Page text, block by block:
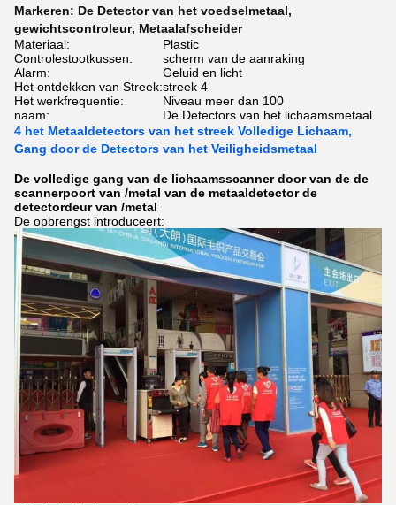
Markeren: De Detector van het voedselmetaal,
gewichtscontroleur, Metaalafscheider
Materiaal:
Plastic
Controlestootkussen:
scherm van de aanraking
Alarm:
Geluid en licht
Het ontdekken van Streek:streek 4
Het werkfrequentie:
Niveau meer dan 100
naam:
De Detectors van het lichaamsmetaal
4 het Metaaldetectors van het streek Volledige Lichaam,
Gang door de Detectors van het Veiligheidsmetaal
De volledige gang van de lichaamsscanner door van de de
scannerpoort van /metal van de metaaldetector de
detectordeur van /metal
De opbrengst introduceert: